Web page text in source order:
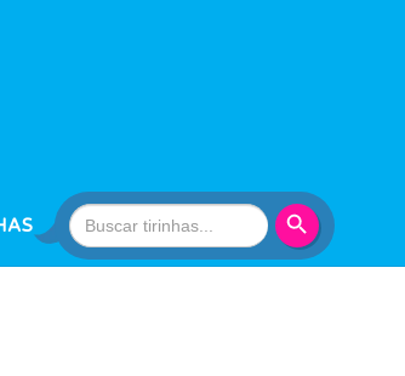
Search
for: